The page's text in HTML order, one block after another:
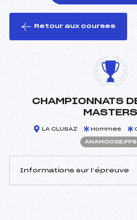
le ski
Retour aux courses
CHAMPIONNATS
MASTERS
LA CLUSAZ Hommes
ANAM0032.FFS
Informations sur l’épreuve